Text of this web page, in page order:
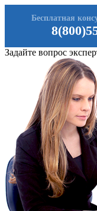
Бесплатная
Задайте вопрос